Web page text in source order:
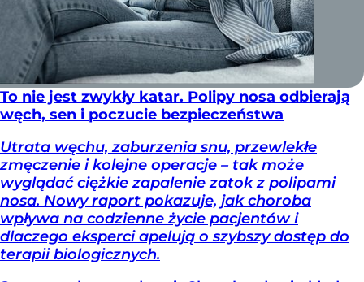
To nie jest zwykły katar. Polipy nosa odbierają
węch, sen i poczucie bezpieczeństwa
Utrata węchu, zaburzenia snu, przewlekłe
zmęczenie i kolejne operacje – tak może
wyglądać ciężkie zapalenie zatok z polipami
nosa. Nowy raport pokazuje, jak choroba
wpływa na codzienne życie pacjentów i
dlaczego eksperci apelują o szybszy dostęp do
terapii biologicznych.